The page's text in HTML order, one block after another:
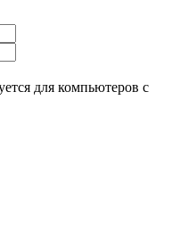
для компьютеров с